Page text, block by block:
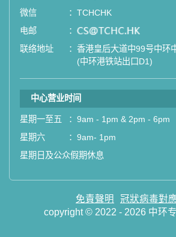
微信
： TCHCHK
电邮
： email
联络地址
： 香港皇后大道中99号中环
(中环港铁站出口D1)
中心营业时间
星期一至五 ： 9am - 1pm & 2pm - 6pm
星期六
： 9am- 1pm
星期日及公众假期休息
免責聲明
冠狀病毒對
copyright © 2022 - 2026 中环
祝您健康愉快！